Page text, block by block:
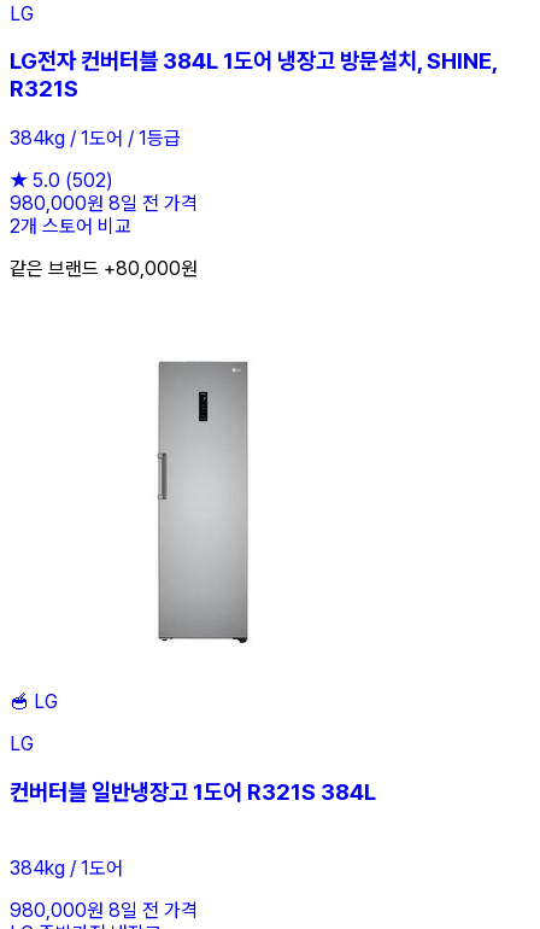
LG
LG전자 컨버터블 384L 1도어 냉장고 방문설치, SHINE,
R321S
384kg / 1도어 / 1등급
★ 5.0 (502)
980,000원 8일 전 가격
2개 스토어 비교
같은 브랜드 +80,000원
🥣 LG
LG
컨버터블 일반냉장고 1도어 R321S 384L
384kg / 1도어
980,000원 8일 전 가격